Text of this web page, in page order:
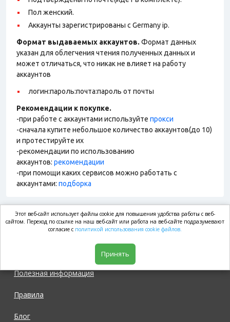
Пол женский.
Аккаунты зарегистрированы с Germany ip.
Формат выдаваемых аккаунтов. Формат данных
указан для облегчения чтения полученных данных и
может отличаться, что никак не влияет на работу
аккаунтов
логин:пароль:почта:пароль от почты
Рекомендации к покупке.
-при работе с аккаунтами используйте прокси
-сначала купите небольшое количество аккаунтов(до 10)
и протестируйте их
-рекомендации по использованию
аккаунтов: рекомендации
-при помощи каких сервисов можно работать с
аккаунтами: подборка
market.com
Полезная информация
Правила
Блог
Этот веб-сайт использует файлы cookie для повышения удобства работы с веб-
сайтом. Переход по ссылке на наш веб-сайт или работа на веб-сайте подразумевают
согласие с политикой использования cookie файлов.
Принять